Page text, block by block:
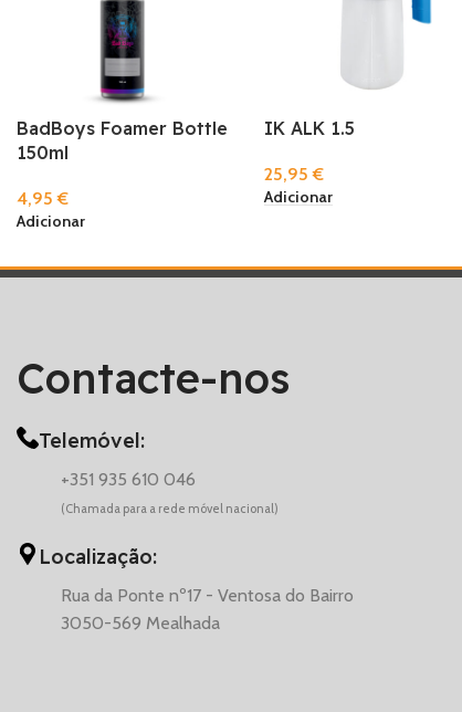
BadBoys Foamer Bottle
150ml
4,95€
Adicionar
IK ALK 1.5
25,95€
Adicionar
Contacte-nos
Telemóvel:
+351 935 610 046
(Chamada para a rede móvel nacional)
Localização:
Rua da Ponte nº17 - Ventosa do Bairro
3050-569 Mealhada